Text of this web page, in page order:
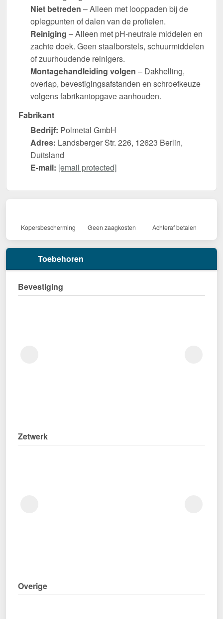
Niet betreden – Alleen met looppaden bij de
oplegpunten of dalen van de profielen.
Reiniging – Alleen met pH-neutrale middelen en
zachte doek. Geen staalborstels, schuurmiddelen
of zuurhoudende reinigers.
Montagehandleiding volgen – Dakhelling,
overlap, bevestigingsafstanden en schroefkeuze
volgens fabrikantopgave aanhouden.
Fabrikant
Bedrijf: Polmetal GmbH
Adres: Landsberger Str. 226, 12623 Berlin,
Duitsland
E-mail: [email protected]
Kopersbescherming Geen zaagkosten Achteraf betalen
Toebehoren
Bevestiging
Zetwerk
Overige